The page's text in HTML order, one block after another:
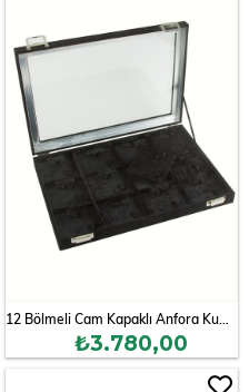
₺3.780,00